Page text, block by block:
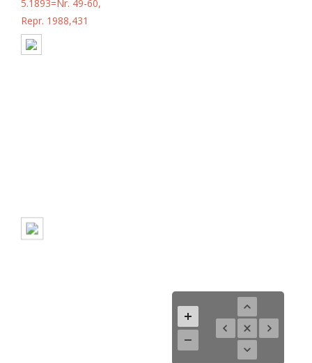
5.1893=Nr. 49-60,
Repr. 1988,431